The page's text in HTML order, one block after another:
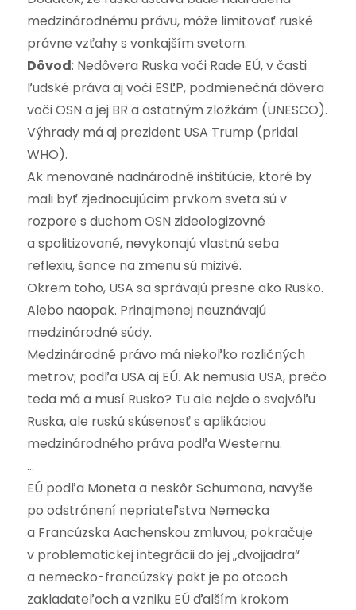
medzinárodnému právu, môže limitovať ruské
právne vzťahy s vonkajším svetom.
Dôvod: Nedôvera Ruska voči Rade EÚ, v časti
ľudské práva aj voči ESĽP, podmienečná dôvera
voči OSN a jej BR a ostatným zložkám (UNESCO).
Výhrady má aj prezident USA Trump (pridal
WHO).
Ak menované nadnárodné inštitúcie, ktoré by
mali byť zjednocujúcim prvkom sveta sú v
rozpore s duchom OSN zideologizovné
a spolitizované, nevykonajú vlastnú seba
reflexiu, šance na zmenu sú mizivé.
Okrem toho, USA sa správajú presne ako Rusko.
Alebo naopak. Prinajmenej neuznávajú
medzinárodné súdy.
Medzinárodné právo má niekoľko rozličných
metrov; podľa USA aj EÚ. Ak nemusia USA, prečo
teda má a musí Rusko? Tu ale nejde o svojvôľu
Ruska, ale ruskú skúsenosť s aplikáciou
medzinárodného práva podľa Westernu.
…
EÚ podľa Moneta a neskôr Schumana, navyše
po odstránení nepriateľstva Nemecka
a Francúzska Aachenskou zmluvou, pokračuje
v problematickej integrácii do jej „dvojjadra“
a nemecko-francúzsky pakt je po otcoch
zakladateľoch a vzniku EÚ ďalším krokom